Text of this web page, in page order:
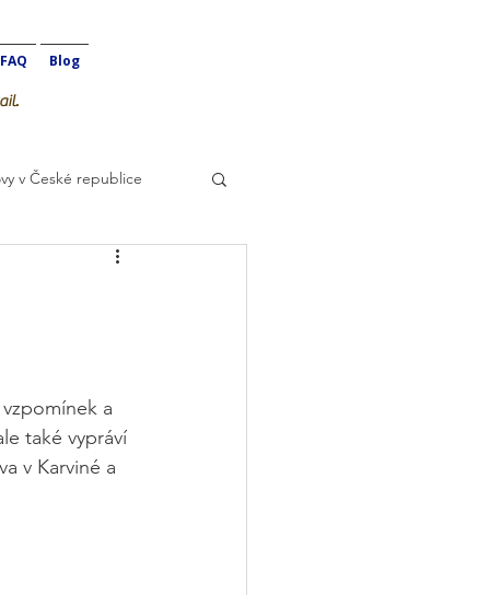
FAQ Blog
v České republice
a
také vypráví
v Karviné a